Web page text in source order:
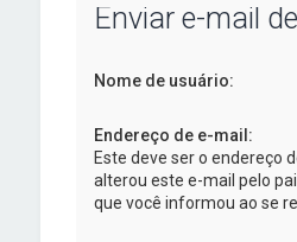
Enviar e-mail
Nome de usuário:
Endereço de e-mail:
Este deve ser o endereço
alterou este e-mail pelo
que você informou ao se